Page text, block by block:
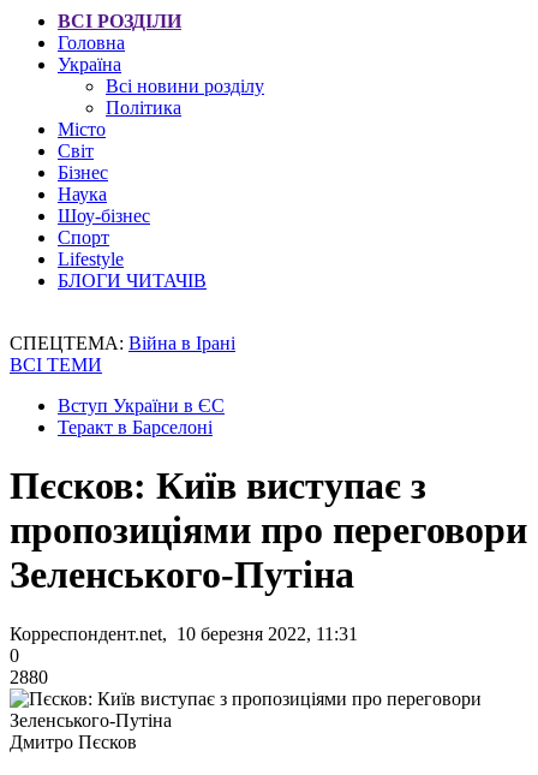
ВСІ РОЗДІЛИ
Головна
Україна
Всі новини розділу
Політика
Місто
Світ
Бізнес
Наука
Шоу-бізнес
Спорт
Lifestyle
БЛОГИ ЧИТАЧІВ
СПЕЦТЕМА: Війна в Ірані
ВСІ ТЕМИ
Вступ України в ЄС
Теракт в Барселоні
Пєсков: Київ виступає з
пропозиціями про переговори
Зеленського-Путіна
Корреспондент.net, 10 березня 2022, 11:31
0
2880
Дмитро Пєсков